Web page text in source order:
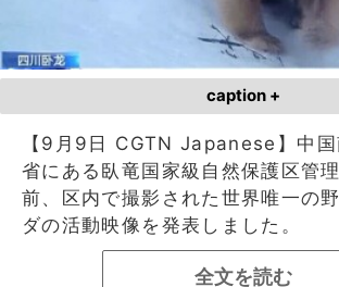
caption +
【9月9日 CGTN Japanese】中国
省にある臥竜国家級自然保護区管
前、区内で撮影された世界唯一の
ダの活動映像を発表しました。
全文を読む